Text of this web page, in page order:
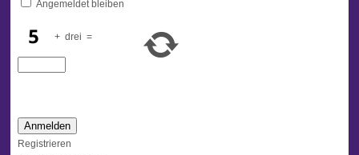
Angemeldet bleiben
+ drei =
Anmelden
Registrieren